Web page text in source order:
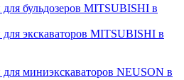
для бульдозеров MITSUBISHI в
для экскаваторов MITSUBISHI в
для миниэкскаваторов NEUSON в